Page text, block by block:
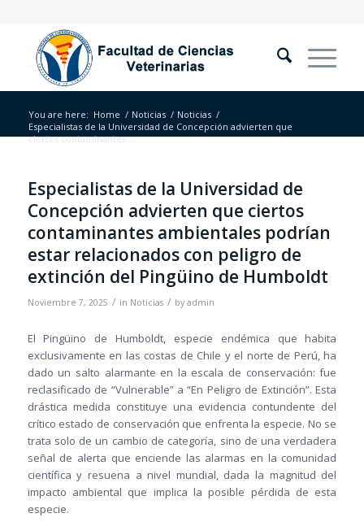
You are here: Home / Noticias / Noticias /
Especialistas de la Universidad de Concepción advierten que
ciertos contaminantes ...
Especialistas de la Universidad de
Concepción advierten que ciertos
contaminantes ambientales podrían
estar relacionados con peligro de
extinción del Pingüino de Humboldt
Noviembre 7, 2025 / in Noticias / by admin
El Pingüino de Humboldt, especie endémica que habita
exclusivamente en las costas de Chile y el norte de Perú, ha
dado un salto alarmante en la escala de conservación: fue
reclasificado de “Vulnerable” a “En Peligro de Extinción”. Esta
drástica medida constituye una evidencia contundente del
crítico estado de conservación que enfrenta la especie. No se
trata solo de un cambio de categoría, sino de una verdadera
señal de alerta que enciende las alarmas en la comunidad
científica y resuena a nivel mundial, dada la magnitud del
impacto ambiental que implica la posible pérdida de esta
especie.